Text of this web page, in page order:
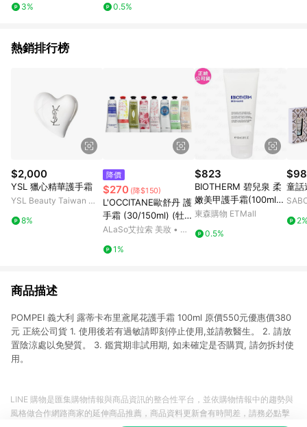
3%
0.5%
熱銷排行榜
$2,000
YSL 獵心精華護手霜
YSL Beauty Taiwan 官
8%
降價
$270 (降$150)
L'OCCITANE歐舒丹 護
手霜 (30/150ml) (牡
丹/乳油木玫瑰/乳油木/
境乳油木/乳油木密集
ALaSo艾拉索 美妝 • 保
1%
$823
BIOTHERM 碧兒泉 柔
嫩美甲護手霜(100ml)
(公司貨)
東森購物 ETMall
0.5%
童話
商品描述
POMPEI 義大利 露蒂卡布里鳶尾花護手霜 100ml 原價550元優惠價380
元 正統公司貨 1. 使用後若有過敏請即刻停止使用,並請教醫生。 2. 請放
置陰涼處以免變質。 3. 鑑賞期非試用期, 如未確定是否購買, 請勿拆封使
用。
LINE 購物是匯集購物情報與商品資訊的整合性平台，並依購物情報中的趨勢與
風格做合作網路商家的延伸商品推薦，商品資料更新會有時間差，請務必點擊